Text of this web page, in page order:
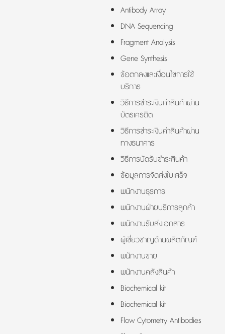
Antibody Array
DNA Sequencing
Fragment Analysis
Gene Synthesis
ข้อตกลงและเงื่อนไขการใช้
บริการ
วิธีการชำระเงินค่าสินค้าผ่าน
บัตรเครดิต
วิธีการชำระเงินค่าสินค้าผ่าน
ทางธนาคาร
วิธีการนัดรับชำระสินค้า
ข้อมูลการจัดส่งใบเสร็จ
พนักงานธุรการ
พนักงานฝ่ายบริการลูกค้า
พนักงานรับส่งเอกสาร
ผู้เชี่ยวชาญด้านผลิตภัณฑ์
พนักงานขาย
พนักงานคลังสินค้า
Biochemical kit
Biochemical kit
Flow Cytometry Antibodies